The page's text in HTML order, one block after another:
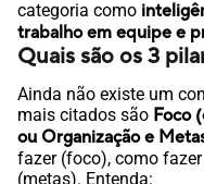
categoria como
trabalho em equipe e
Quais são os 3
Ainda não existe um
mais citados são Foco
ou Organização e
fazer (foco), como
(metas). Entenda: